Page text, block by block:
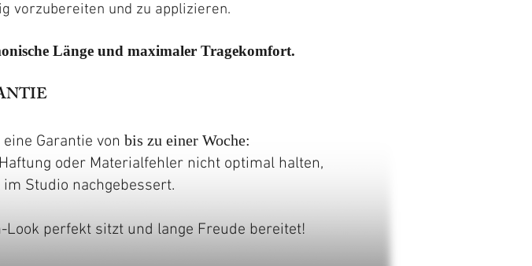
vorzubereiten und zu applizieren.
Länge und maximaler Tragekomfort.
Garantie von bis zu einer Woche:
oder Materialfehler nicht optimal halten,
Studio nachgebessert.
perfekt sitzt und lange Freude bereitet!